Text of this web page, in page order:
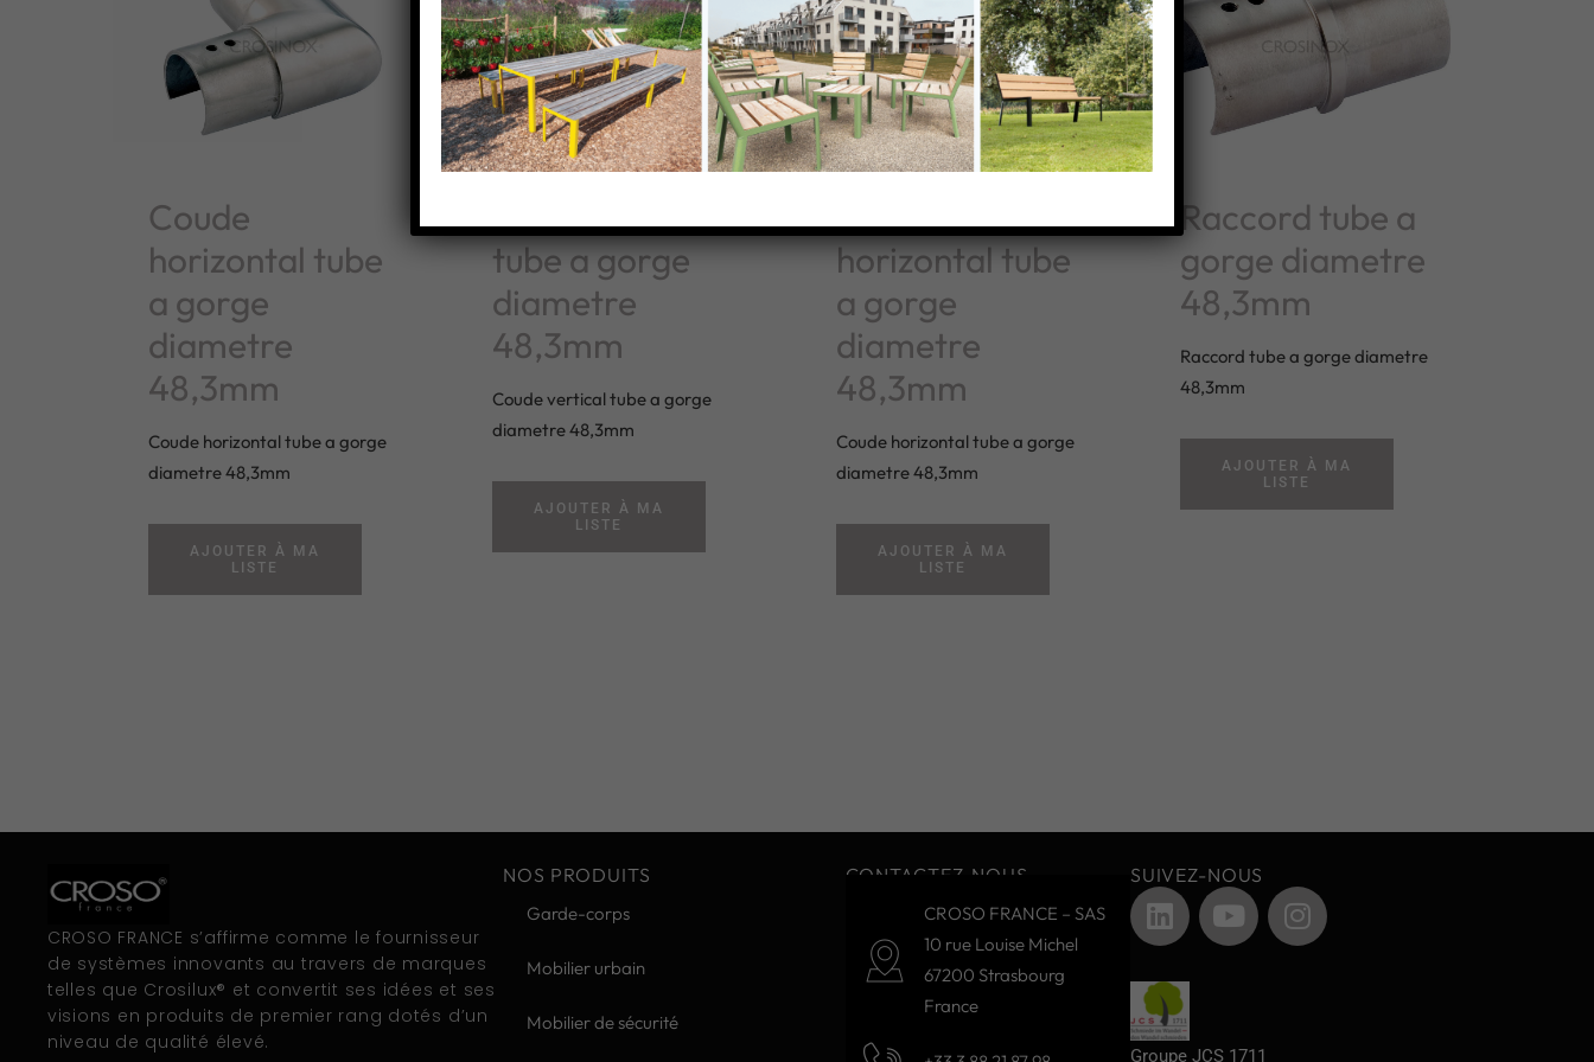
Coude
horizontal tube
a gorge
diametre
48,3mm
Coude horizontal tube a gorge
diametre 48,3mm
AJOUTER À MA
LISTE
Coude vertical
tube a gorge
diametre
48,3mm
Coude vertical tube a gorge
diametre 48,3mm
AJOUTER À MA
LISTE
Coude
horizontal tube
a gorge
diametre
48,3mm
Coude horizontal tube a gorge
diametre 48,3mm
AJOUTER À MA
LISTE
Raccord tube a
gorge diametre
48,3mm
Raccord tube a gorge diametre
48,3mm
AJOUTER À MA
LISTE
CROSO FRANCE s’affirme comme le fournisseur
de systèmes innovants au travers de marques
telles que Crosilux® et convertit ses idées et ses
visions en produits de premier rang dotés d’un
niveau de qualité élevé.
NOS PRODUITS
Garde-corps
Mobilier urbain
Mobilier de sécurité
CONTACTEZ-NOUS
CROSO FRANCE – SAS
10 rue Louise Michel
67200 Strasbourg
France
SUIVEZ-NOUS
Groupe JCS 1711